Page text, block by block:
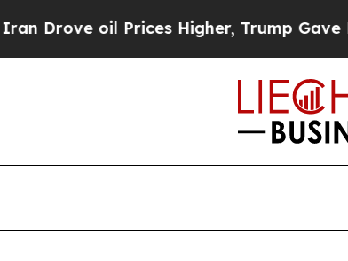
oil Prices Higher, Trump Gave